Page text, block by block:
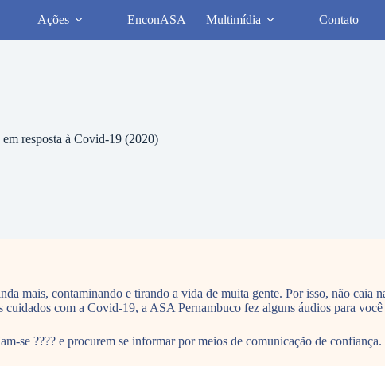
Ações EnconASA Multimídia Contato
resposta à Covid-19 (2020)
mais, contaminando e tirando a vida de muita gente. Por isso, não caia
com a Covid-19, a ASA Pernambuco fez alguns áudios para
se ???? e procurem se informar por meios de comunicação de confiança.